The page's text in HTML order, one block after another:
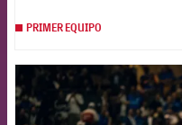
PRIMER EQUIPO